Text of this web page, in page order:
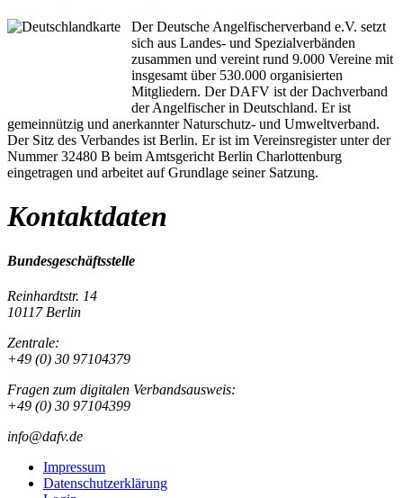
Der Deutsche Angelfischerverband e.V. setzt
sich aus Landes- und Spezialverbänden
zusammen und vereint rund 9.000 Vereine mit
insgesamt über 530.000 organisierten
Mitgliedern. Der DAFV ist der Dachverband
der Angelfischer in Deutschland. Er ist
gemeinnützig und anerkannter Naturschutz- und Umweltverband.
Der Sitz des Verbandes ist Berlin. Er ist im Vereinsregister unter der
Nummer 32480 B beim Amtsgericht Berlin Charlottenburg
eingetragen und arbeitet auf Grundlage seiner Satzung.
Kontaktdaten
Bundesgeschäftsstelle
Reinhardtstr. 14
10117 Berlin
Zentrale:
+49 (0) 30 97104379
Fragen zum digitalen Verbandsausweis:
+49 (0) 30 97104399
info@dafv.de
Impressum
Datenschutzerklärung